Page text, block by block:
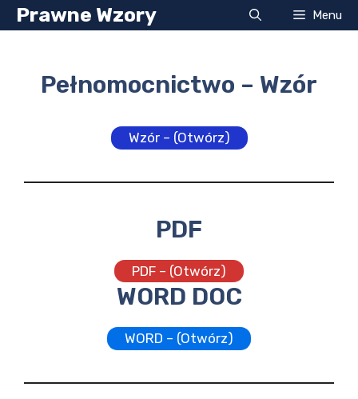
Przejdź
do
Prawne Wzory Menu
Pełnomocnictwo – Wzór
Wzór – (Otwórz)
PDF
PDF – (Otwórz)
WORD DOC
WORD – (Otwórz)